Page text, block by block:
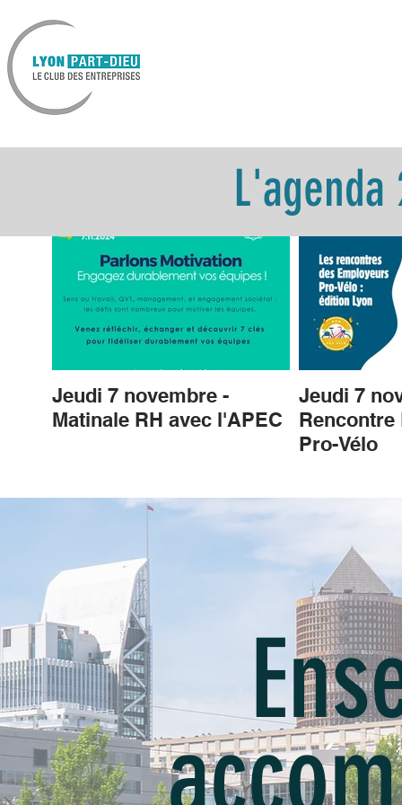
L'agenda
Jeudi 7 novembre -
Matinale RH avec l'APEC
Jeudi 7
Pro-Vélo